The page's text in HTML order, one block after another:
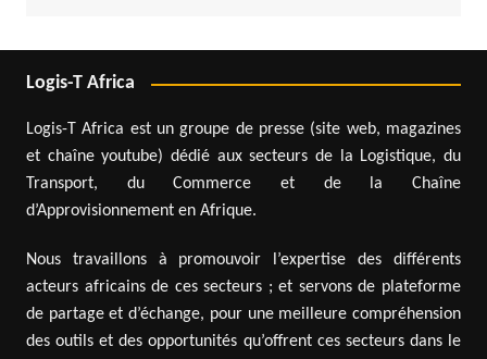
Logis-T Africa
Logis-T Africa est un groupe de presse (site web, magazines
et chaîne youtube) dédié aux secteurs de la Logistique, du
Transport, du Commerce et de la Chaîne
d’Approvisionnement en Afrique.
Nous travaillons à promouvoir l’expertise des différents
acteurs africains de ces secteurs ; et servons de plateforme
de partage et d’échange, pour une meilleure compréhension
des outils et des opportunités qu’offrent ces secteurs dans le